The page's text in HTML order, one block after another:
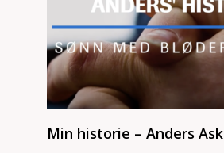
Min historie – Anders Ask